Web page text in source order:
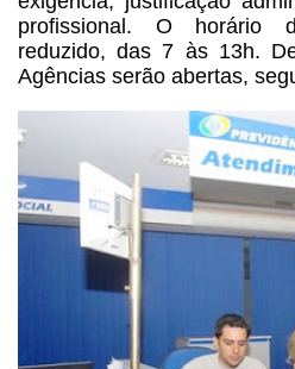
profissional. O horário
reduzido, das 7 às13h.
Agências serão abertas,